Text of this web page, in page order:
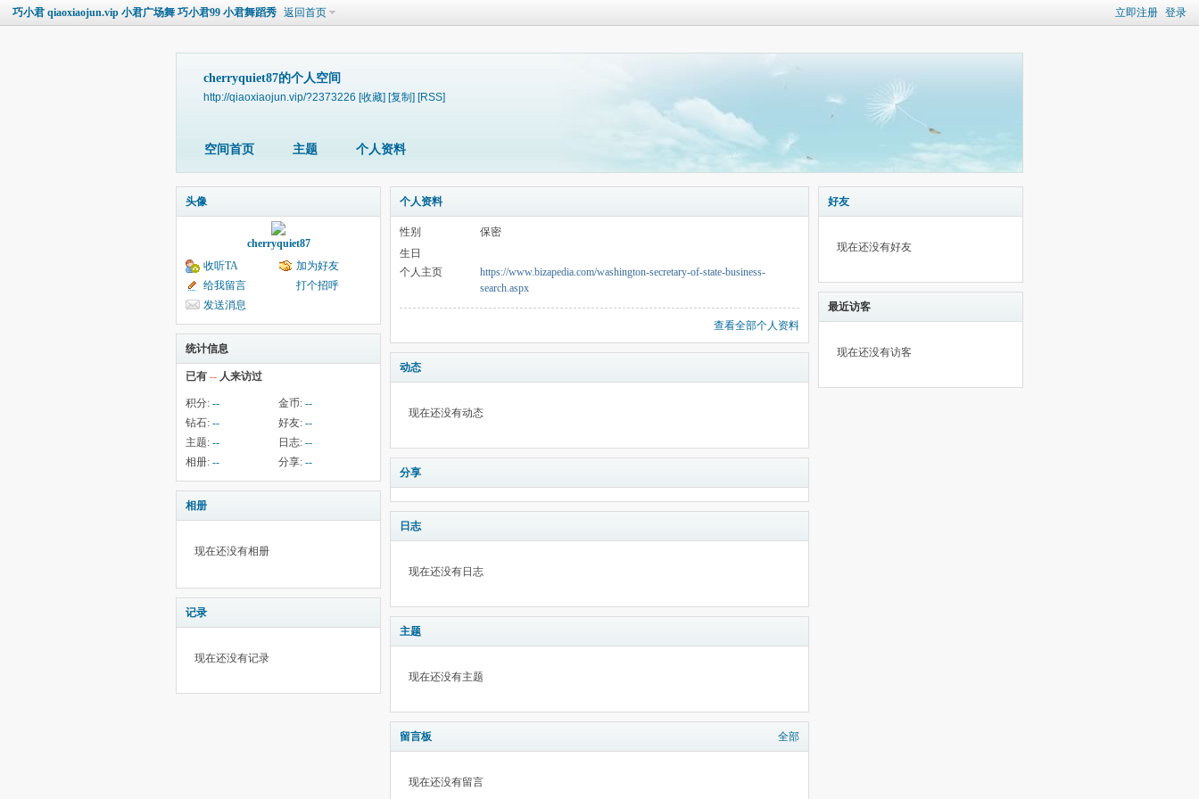
立即注册 登录
巧小君 qiaoxiaojun.vip 小君广场舞 巧小君99 小君舞蹈秀 返回首页
cherryquiet87的个人空间
http://qiaoxiaojun.vip/?2373226 [收藏] [复制] [RSS]
空间首页 主题 个人资料
头像
cherryquiet87
收听TA
加为好友
给我留言
打个招呼
发送消息
统计信息
已有 -- 人来访过
积分: -- 金币: --
钻石: -- 好友: --
主题: -- 日志: --
相册: -- 分享: --
相册
现在还没有相册
记录
现在还没有记录
个人资料
性别
保密
生日
个人主页
https://www.bizapedia.com/washington-secretary-of-state-business-
search.aspx
查看全部个人资料
动态
现在还没有动态
分享
日志
现在还没有日志
主题
现在还没有主题
留言板 全部
现在还没有留言
好友
现在还没有好友
最近访客
现在还没有访客